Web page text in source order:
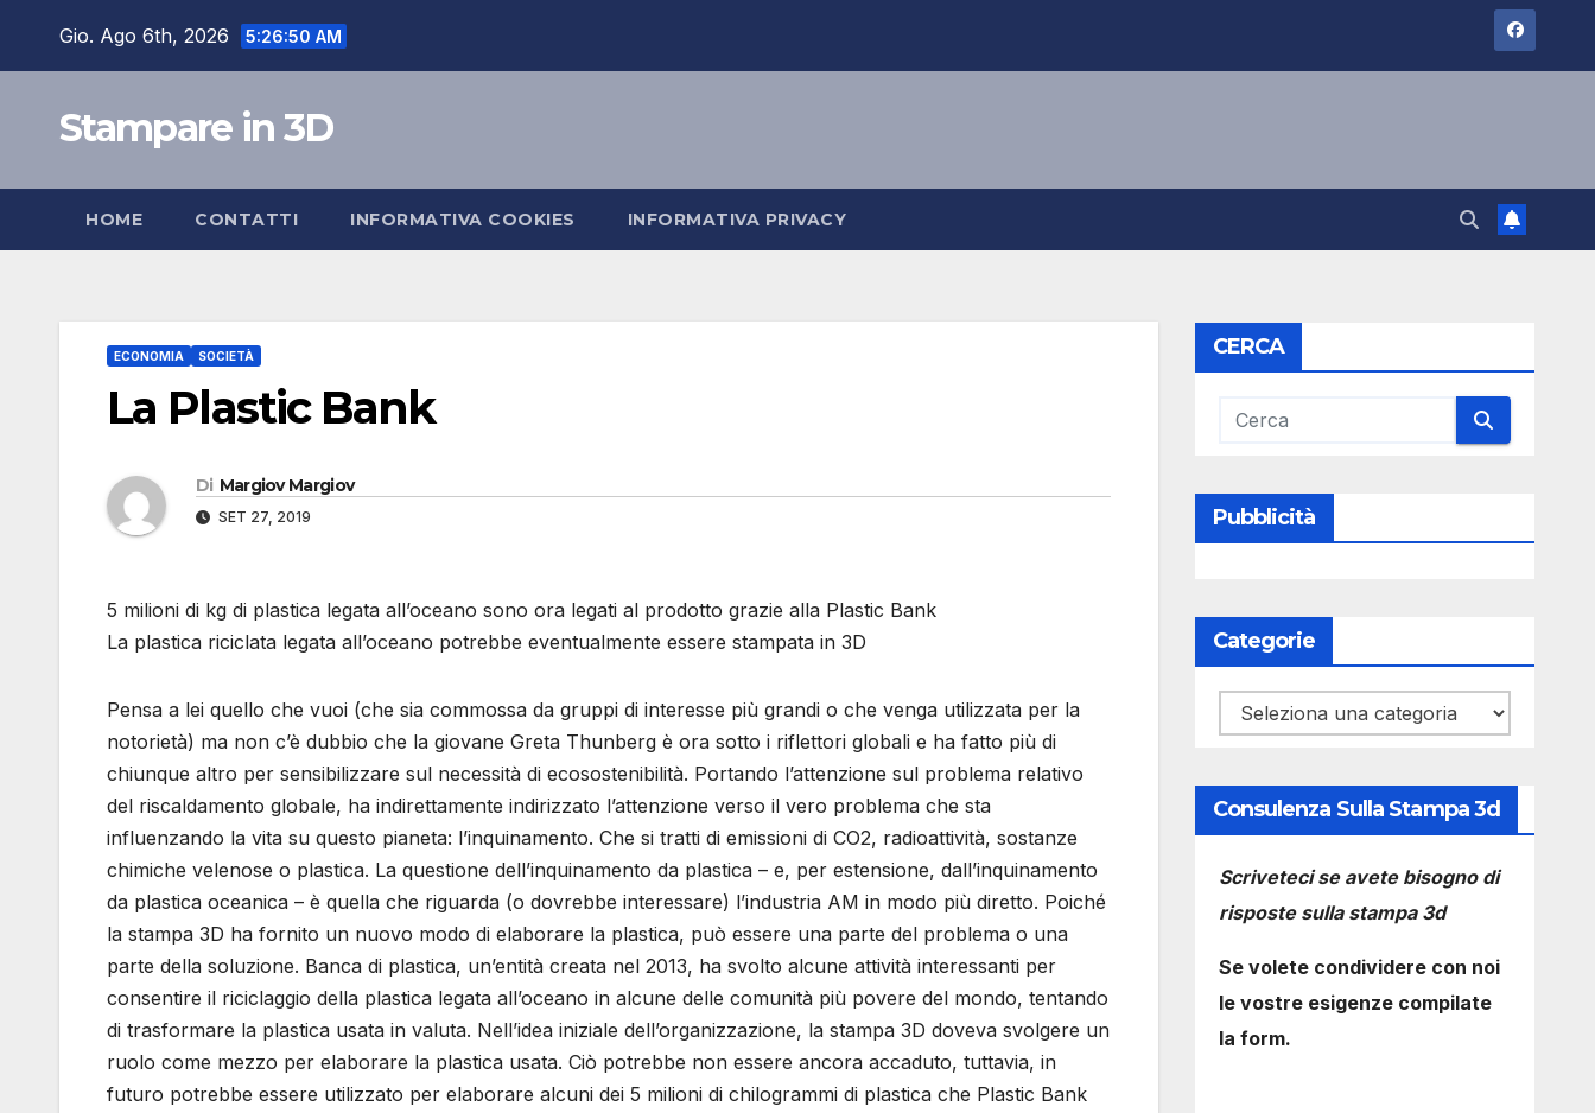
Gio. Ago 6th, 2026 5:26:51 AM
Stampare in 3D
HOME CONTATTI INFORMATIVA COOKIES INFORMATIVA PRIVACY
ECONOMIA SOCIETÀ
La Plastic Bank
Di Margiov Margiov
SET 27, 2019
5 milioni di kg di plastica legata all’oceano sono ora legati al prodotto grazie alla Plastic Bank
La plastica riciclata legata all’oceano potrebbe eventualmente essere stampata in 3D
Pensa a lei quello che vuoi (che sia commossa da gruppi di interesse più grandi o che venga utilizzata per la
notorietà) ma non c’è dubbio che la giovane Greta Thunberg è ora sotto i riflettori globali e ha fatto più di
chiunque altro per sensibilizzare sul necessità di ecosostenibilità. Portando l’attenzione sul problema relativo
del riscaldamento globale, ha indirettamente indirizzato l’attenzione verso il vero problema che sta
influenzando la vita su questo pianeta: l’inquinamento. Che si tratti di emissioni di CO2, radioattività, sostanze
chimiche velenose o plastica. La questione dell’inquinamento da plastica – e, per estensione, dall’inquinamento
da plastica oceanica – è quella che riguarda (o dovrebbe interessare) l’industria AM in modo più diretto. Poiché
la stampa 3D ha fornito un nuovo modo di elaborare la plastica, può essere una parte del problema o una
parte della soluzione. Banca di plastica, un’entità creata nel 2013, ha svolto alcune attività interessanti per
consentire il riciclaggio della plastica legata all’oceano in alcune delle comunità più povere del mondo, tentando
di trasformare la plastica usata in valuta. Nell’idea iniziale dell’organizzazione, la stampa 3D doveva svolgere un
ruolo come mezzo per elaborare la plastica usata. Ciò potrebbe non essere ancora accaduto, tuttavia, in
futuro potrebbe essere utilizzato per elaborare alcuni dei 5 milioni di chilogrammi di plastica che Plastic Bank
CERCA
Pubblicità
Categorie
Categorie
Consulenza Sulla Stampa 3d
Scriveteci se avete bisogno di
risposte sulla stampa 3d
Se volete condividere con noi
le vostre esigenze compilate
la form.